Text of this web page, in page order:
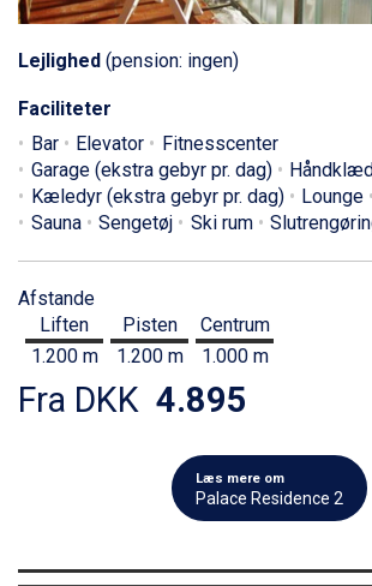
Lejlighed (pension: ingen)
Faciliteter
Bar
Elevator
Fitnesscenter
Garage (ekstra gebyr pr. dag)
Kæledyr (ekstra gebyr pr. dag)
Lounge
Sauna
Sengetøj Ski rum
Afstande
Liften
1.200 m
Pisten
1.200 m
Centrum
1.000 m
Fra DKK 4.895
Læs mere om
Palace Residence 2